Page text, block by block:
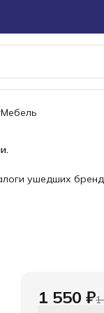
Мебель
ушедших
1 550 ₽1